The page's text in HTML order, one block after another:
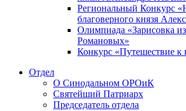
Региональный Конкурс
благоверного князя
Олимпиада «Зарисовка
Романовых»
Конкурс «Путешествие к
Отдел
О Синодальном ОРОиК
Святейший Патриарх
Председатель отдела